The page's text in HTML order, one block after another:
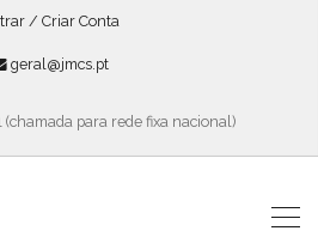
/ Criar Conta
geral@jmcs.pt
(chamada para rede fixa nacional)